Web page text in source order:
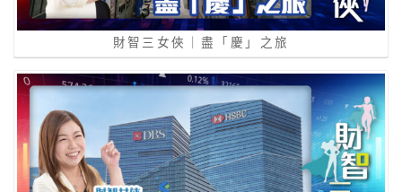
財智三女俠｜盡「慶」之旅